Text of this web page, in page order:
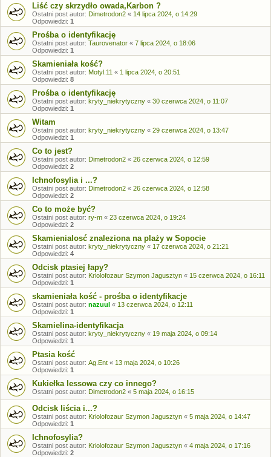
Liść czy skrzydło owada,Karbon ?
Ostatni post autor: Dimetrodon2 « 14 lipca 2024, o 14:29
Odpowiedzi: 1
Prośba o identyfikację
Ostatni post autor: Taurovenator « 7 lipca 2024, o 18:06
Odpowiedzi: 1
Skamieniała kość?
Ostatni post autor: Motyl.11 « 1 lipca 2024, o 20:51
Odpowiedzi: 8
Prośba o identyfikację
Ostatni post autor: kryty_niekrytyczny « 30 czerwca 2024, o 11:07
Odpowiedzi: 1
Witam
Ostatni post autor: kryty_niekrytyczny « 29 czerwca 2024, o 13:47
Odpowiedzi: 1
Co to jest?
Ostatni post autor: Dimetrodon2 « 26 czerwca 2024, o 12:59
Odpowiedzi: 2
Ichnofosylia i ...?
Ostatni post autor: Dimetrodon2 « 26 czerwca 2024, o 12:58
Odpowiedzi: 2
Co to może być?
Ostatni post autor: ry-m « 23 czerwca 2024, o 19:24
Odpowiedzi: 2
Skamienialosć znaleziona na plaży w Sopocie
Ostatni post autor: kryty_niekrytyczny « 17 czerwca 2024, o 21:21
Odpowiedzi: 4
Odcisk ptasiej łapy?
Ostatni post autor: Kriolofozaur Szymon Jagusztyn « 15 czerwca 2024, o 16:11
Odpowiedzi: 1
skamieniała kość - prośba o identyfikacje
Ostatni post autor: nazuul « 13 czerwca 2024, o 12:11
Odpowiedzi: 1
Skamielina-identyfikacja
Ostatni post autor: kryty_niekrytyczny « 19 maja 2024, o 09:14
Odpowiedzi: 1
Ptasia kość
Ostatni post autor: Ag.Ent « 13 maja 2024, o 10:26
Odpowiedzi: 1
Kukiełka lessowa czy co innego?
Ostatni post autor: Dimetrodon2 « 5 maja 2024, o 16:15
Odcisk liścia i...?
Ostatni post autor: Kriolofozaur Szymon Jagusztyn « 5 maja 2024, o 14:47
Odpowiedzi: 1
Ichnofosylia?
Ostatni post autor: Kriolofozaur Szymon Jagusztyn « 4 maja 2024, o 17:16
Odpowiedzi: 2